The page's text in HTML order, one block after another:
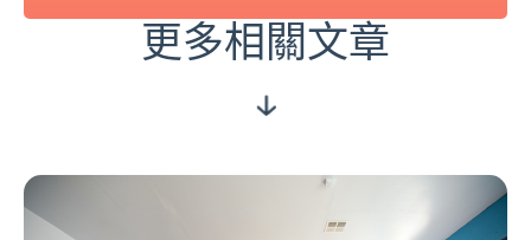
歡迎訂閱我們的文章！